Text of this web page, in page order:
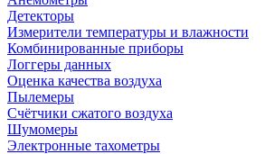
Детекторы
Измерители температуры и влажности
Комбинированные приборы
Логгеры данных
Оценка качества воздуха
Пылемеры
Счётчики сжатого воздуха
Шумомеры
Электронные тахометры